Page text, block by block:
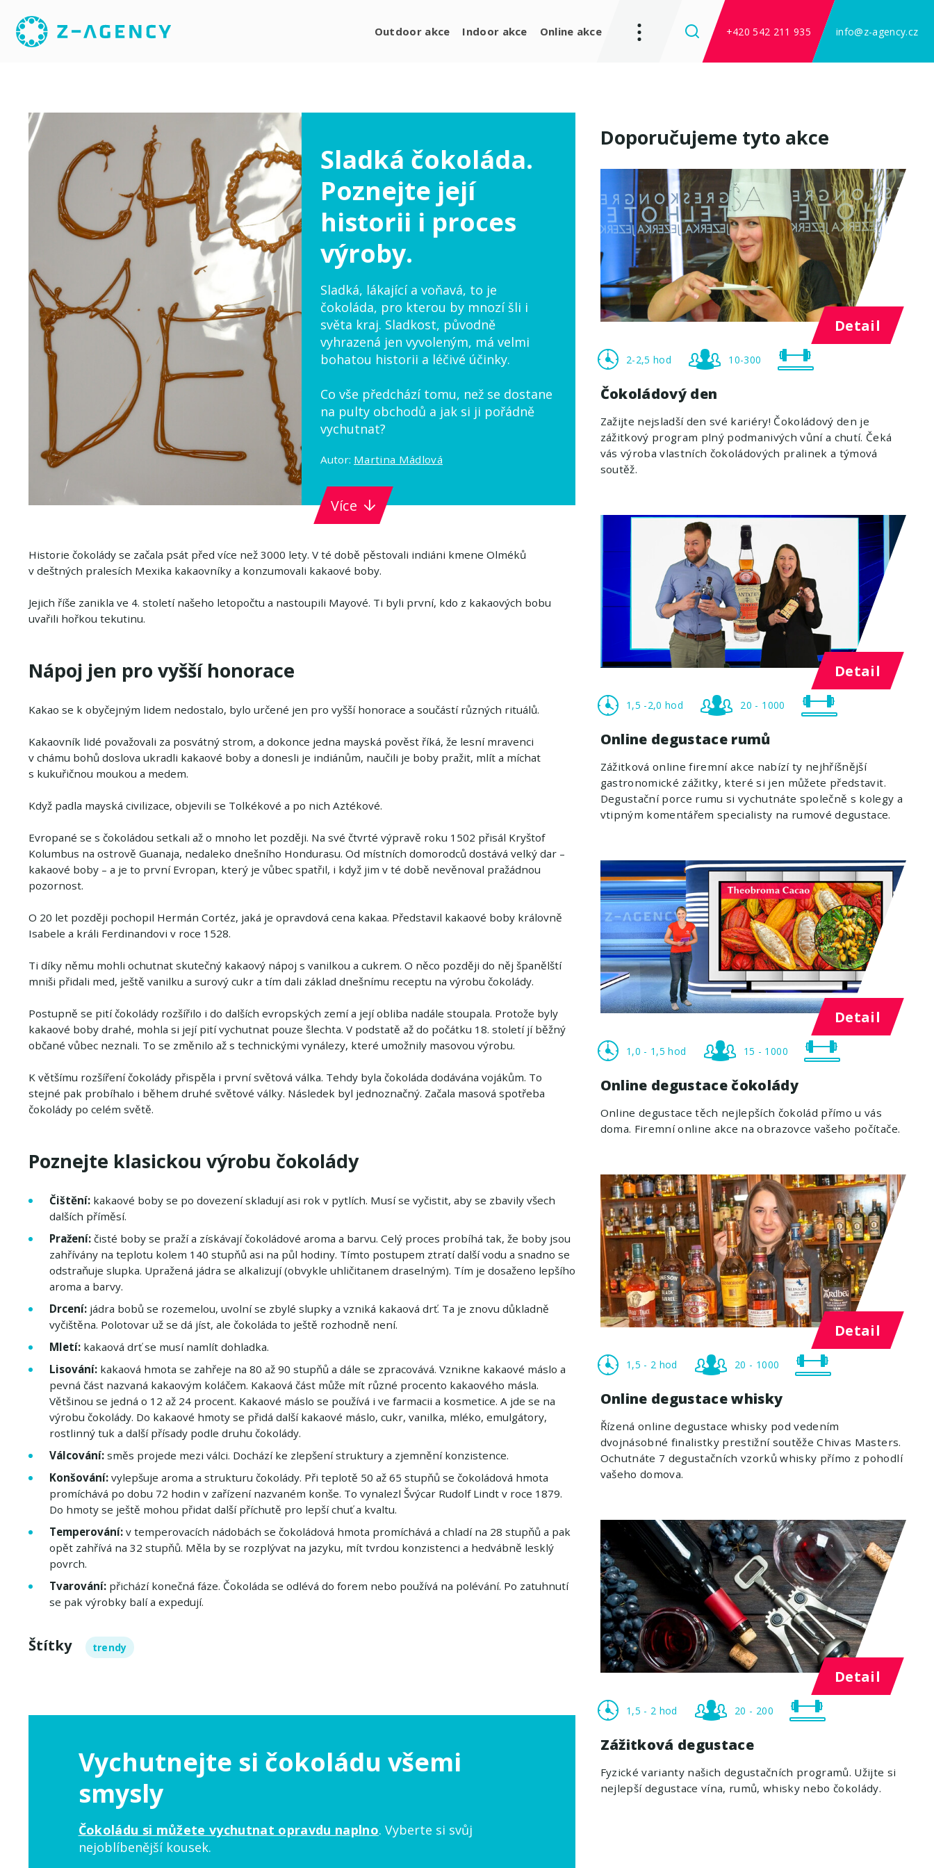
Outdoor akce Indoor akce Online akce +420 542 211 935 info@z-agency.cz
Sladká čokoláda.
Poznejte její
historii i proces
výroby.
Sladká, lákající a voňavá, to je
čokoláda, pro kterou by mnozí šli i
světa kraj. Sladkost, původně
vyhrazená jen vyvoleným, má velmi
bohatou historii a léčivé účinky.
Co vše předchází tomu, než se dostane
na pulty obchodů a jak si ji pořádně
vychutnat?
Autor: Martina Mádlová
Více
Historie čokolády se začala psát před více než 3000 lety. V té době pěstovali indiáni kmene Olméků
v deštných pralesích Mexika kakaovníky a konzumovali kakaové boby.
Jejich říše zanikla ve 4. století našeho letopočtu a nastoupili Mayové. Ti byli první, kdo z kakaových bobu
uvařili hořkou tekutinu.
Nápoj jen pro vyšší honorace
Kakao se k obyčejným lidem nedostalo, bylo určené jen pro vyšší honorace a součástí různých rituálů.
Kakaovník lidé považovali za posvátný strom, a dokonce jedna mayská pověst říká, že lesní mravenci
v chámu bohů doslova ukradli kakaové boby a donesli je indiánům, naučili je boby pražit, mlít a míchat
s kukuřičnou moukou a medem.
Když padla mayská civilizace, objevili se Tolkékové a po nich Aztékové.
Evropané se s čokoládou setkali až o mnoho let později. Na své čtvrté výpravě roku 1502 přisál Kryštof
Kolumbus na ostrově Guanaja, nedaleko dnešního Hondurasu. Od místních domorodců dostává velký dar –
kakaové boby – a je to první Evropan, který je vůbec spatřil, i když jim v té době nevěnoval pražádnou
pozornost.
O 20 let později pochopil Hermán Cortéz, jaká je opravdová cena kakaa. Představil kakaové boby královně
Isabele a králi Ferdinandovi v roce 1528.
Ti díky němu mohli ochutnat skutečný kakaový nápoj s vanilkou a cukrem. O něco později do něj španělští
mniši přidali med, ještě vanilku a surový cukr a tím dali základ dnešnímu receptu na výrobu čokolády.
Postupně se pití čokolády rozšířilo i do dalších evropských zemí a její obliba nadále stoupala. Protože byly
kakaové boby drahé, mohla si její pití vychutnat pouze šlechta. V podstatě až do počátku 18. století jí běžný
občané vůbec neznali. To se změnilo až s technickými vynálezy, které umožnily masovou výrobu.
K většímu rozšíření čokolády přispěla i první světová válka. Tehdy byla čokoláda dodávána vojákům. To
stejné pak probíhalo i během druhé světové války. Následek byl jednoznačný. Začala masová spotřeba
čokolády po celém světě.
Poznejte klasickou výrobu čokolády
Čištění:kakaové boby se po dovezení skladují asi rok v pytlích. Musí se vyčistit, aby se zbavily všech
dalších příměsí.
Pražení:čisté boby se praží a získávají čokoládové aroma a barvu. Celý proces probíhá tak, že boby jsou
zahřívány na teplotu kolem 140 stupňů asi na půl hodiny. Tímto postupem ztratí další vodu a snadno se
odstraňuje slupka. Upražená jádra se alkalizují (obvykle uhličitanem draselným). Tím je dosaženo lepšího
aroma a barvy.
Drcení: jádra bobů se rozemelou, uvolní se zbylé slupky a vzniká kakaová drť. Ta je znovu důkladně
vyčištěna. Polotovar už se dá jíst, ale čokoláda to ještě rozhodně není.
Mletí:kakaová drť se musí namlít dohladka.
Lisování:kakaová hmota se zahřeje na 80 až 90 stupňů a dále se zpracovává. Vznikne kakaové máslo a
pevná část nazvaná kakaovým koláčem. Kakaová část může mít různé procento kakaového másla.
Většinou se jedná o 12 až 24 procent. Kakaové máslo se používá i ve farmacii a kosmetice. A jde se na
výrobu čokolády. Do kakaové hmoty se přidá další kakaové máslo, cukr, vanilka, mléko, emulgátory,
rostlinný tuk a další přísady podle druhu čokolády.
Válcování:směs projede mezi válci. Dochází ke zlepšení struktury a zjemnění konzistence.
Konšování:vylepšuje aroma a strukturu čokolády. Při teplotě 50 až 65 stupňů se čokoládová hmota
promíchává po dobu 72 hodin v zařízení nazvaném konše. To vynalezl Švýcar Rudolf Lindt v roce 1879.
Do hmoty se ještě mohou přidat další příchutě pro lepší chuť a kvaltu.
Temperování:v temperovacích nádobách se čokoládová hmota promíchává a chladí na 28 stupňů a pak
opět zahřívá na 32 stupňů. Měla by se rozplývat na jazyku, mít tvrdou konzistenci a hedvábně lesklý
povrch.
Tvarování:přichází konečná fáze. Čokoláda se odlévá do forem nebo používá na polévání. Po zatuhnutí
se pak výrobky balí a expedují.
Štítky trendy
Vychutnejte si čokoládu všemi
smysly
Čokoládu si můžete vychutnat opravdu naplno. Vyberte si svůj
nejoblíbenější kousek.
Doporučujeme tyto akce
Detail
2-2,5 hod 10-300
Čokoládový den
Zažijte nejsladší den své kariéry! Čokoládový den je
zážitkový program plný podmanivých vůní a chutí. Čeká
vás výroba vlastních čokoládových pralinek a týmová
soutěž.
Detail
1,5 -2,0 hod 20 - 1000
Online degustace rumů
Zážitková online firemní akce nabízí ty nejhříšnější
gastronomické zážitky, které si jen můžete představit.
Degustační porce rumu si vychutnáte společně s kolegy a
vtipným komentářem specialisty na rumové degustace.
Detail
1,0 - 1,5 hod 15 - 1000
Online degustace čokolády
Online degustace těch nejlepších čokolád přímo u vás
doma. Firemní online akce na obrazovce vašeho počítače.
Detail
1,5 - 2 hod 20 - 1000
Online degustace whisky
Řízená online degustace whisky pod vedením
dvojnásobné finalistky prestižní soutěže Chivas Masters.
Ochutnáte 7 degustačních vzorků whisky přímo z pohodlí
vašeho domova.
Detail
1,5 - 2 hod 20 - 200
Zážitková degustace
Fyzické varianty našich degustačních programů. Užijte si
nejlepší degustace vína, rumů, whisky nebo čokolády.